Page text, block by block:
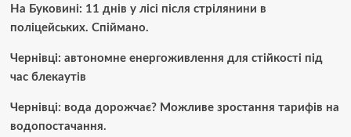
На Буковині: 11 днів у лісі після стрілянини в
поліцейських. Спіймано.
Чернівці: автономне енергоживлення для стійкості під
час блекаутів
Чернівці: вода дорожчає? Можливе зростання тарифів на
водопостачання.